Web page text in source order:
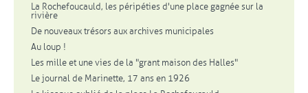
La Rochefoucauld, les péripéties d'une place gagnée sur la
rivière
De nouveaux trésors aux archives municipales
Au loup !
Les mille et une vies de la "grant maison des Halles"
Le journal de Marinette, 17 ans en 1926